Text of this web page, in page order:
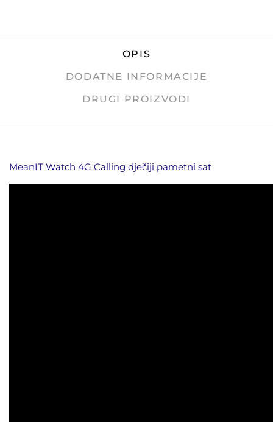
OPIS
DODATNE INFORMACIJE
DRUGI PROIZVODI
MeanIT Watch 4G Calling dječiji pametni sat